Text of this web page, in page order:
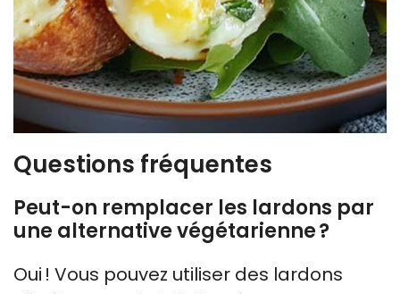
Questions fréquentes
Peut-on remplacer les lardons par
une alternative végétarienne ?
Oui ! Vous pouvez utiliser des lardons